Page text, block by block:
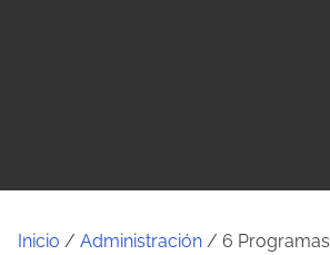
Inicio / Administración / 6